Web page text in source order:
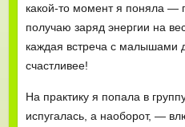
какой-то момент я поняла —
получаю заряд энергии на
каждая встреча с малышами
счастливее!
На практику я попала в
испугалась, а наоборот, —